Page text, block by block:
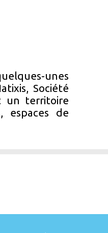
unes
Société
un territoire
espaces de